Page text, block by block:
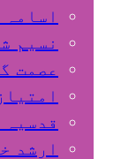
اسامہ
نسیم
عصمت
قدسیہ
ارشد